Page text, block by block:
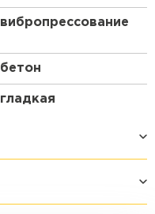
вибропрессование
бетон
гладкая